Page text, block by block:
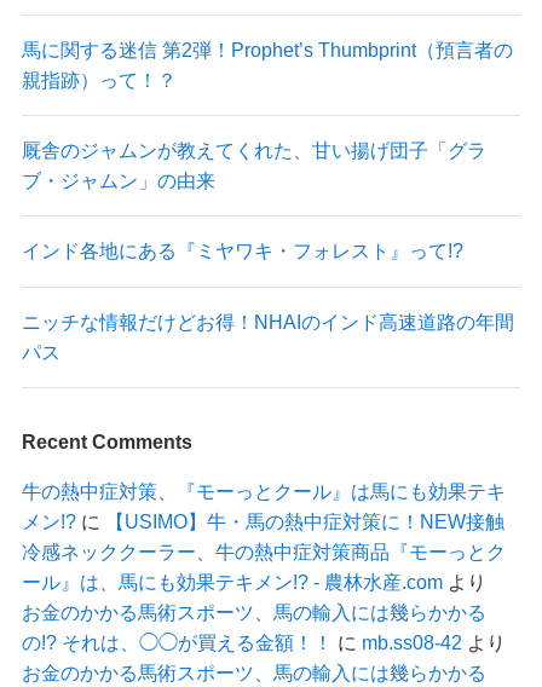
馬に関する迷信 第2弾！Prophet’s Thumbprint（預言者の
親指跡）って！？
厩舎のジャムンが教えてくれた、甘い揚げ団子「グラ
ブ・ジャムン」の由来
インド各地にある『ミヤワキ・フォレスト』って!?
ニッチな情報だけどお得！NHAIのインド高速道路の年間
パス
Recent Comments
牛の熱中症対策、『モーっとクール』は馬にも効果テキ
メン!?に
【USIMO】牛・馬の熱中症対策に！NEW接触
冷感ネッククーラー、牛の熱中症対策商品『モーっとク
ール』は、馬にも効果テキメン!? - 農林水産.comより
お金のかかる馬術スポーツ、馬の輸入には幾らかかる
の!? それは、◯◯が買える金額！！
に mb.ss08-42 より
お金のかかる馬術スポーツ、馬の輸入には幾らかかる